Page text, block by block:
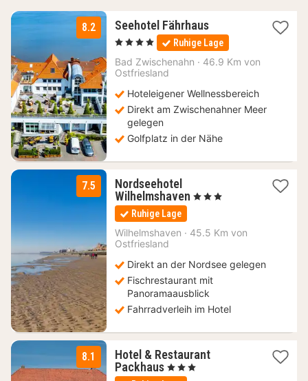
8.2 Seehotel Fährhaus1
Nacht
ab
189
, 4 Sterne Ruhige Lage
Bad Zwischenahn · 46.9 Km von
Ostfriesland
Hoteleigener Wellnessbereich
Direkt am Zwischenahner Meer
gelegen
Golfplatz in der Nähe
7.5
Nordseehotel
Wilhelmshaven 1
79
, 3 Sterne
Ruhige Lage
Wilhelmshaven · 45.5 Km von
Ostfriesland
Direkt an der Nordsee gelegen
Fischrestaurant mit
Panoramaausblick
Fahrradverleih im Hotel
8.1
Hotel & Restaurant
Packhaus 1
, 3 Sterne